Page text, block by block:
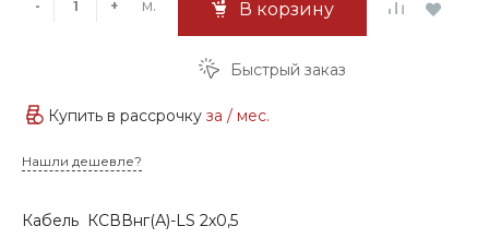
- + м. В корзину
Быстрый заказ
Купить в рассрочку за / мес.
Нашли дешевле?
Кабель КСВВнг(А)-LS 2х0,5